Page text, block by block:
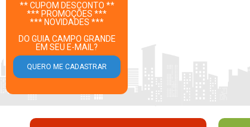
** CUPOM DESCONTO **
*** PROMOÇÕES ***
*** NOVIDADES ***
DO GUIA CAMPO GRANDE
EM SEU E-MAIL?